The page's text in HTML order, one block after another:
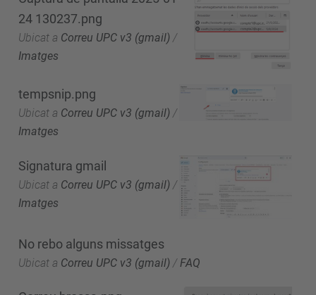
24 130237.png
Ubicat a Correu UPC v3 (gmail) /
Imatges
tempsnip.png
Ubicat a Correu UPC v3 (gmail) /
Imatges
Signatura gmail
Ubicat a Correu UPC v3 (gmail) /
Imatges
No rebo alguns missatges
Ubicat a Correu UPC v3 (gmail) / FAQ